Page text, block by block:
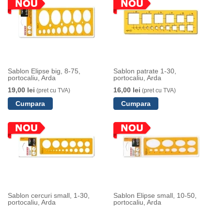
Sablon Elipse big, 8-75,
portocaliu, Arda
19,00 lei (pret cu TVA)
Sablon patrate 1-30,
portocaliu, Arda
16,00 lei (pret cu TVA)
Sablon cercuri small, 1-30,
portocaliu, Arda
Sablon Elipse small, 10-50,
portocaliu, Arda